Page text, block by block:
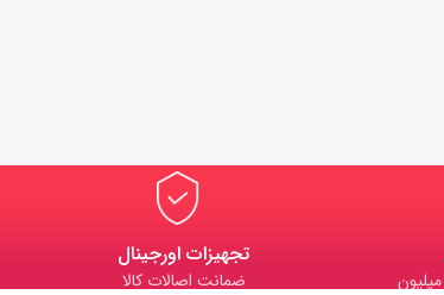
تجهیزات اورجینال
ضمانت اصالات کالا